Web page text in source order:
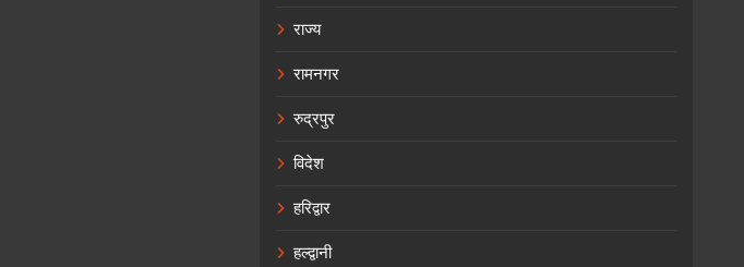
राज्य
रामनगर
रुद्रपुर
विदेश
हरिद्वार
हल्द्वानी